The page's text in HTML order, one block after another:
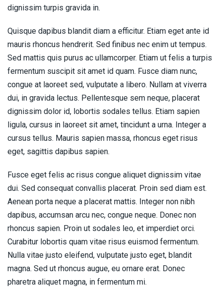
dignissim turpis gravida in.
Quisque dapibus blandit diam a efficitur. Etiam eget ante id
mauris rhoncus hendrerit. Sed finibus nec enim ut tempus.
Sed mattis quis purus ac ullamcorper. Etiam ut felis a turpis
fermentum suscipit sit amet id quam. Fusce diam nunc,
congue at laoreet sed, vulputate a libero. Nullam at viverra
dui, in gravida lectus. Pellentesque sem neque, placerat
dignissim dolor id, lobortis sodales tellus. Etiam sapien
ligula, cursus in laoreet sit amet, tincidunt a urna. Integer a
cursus tellus. Mauris sapien massa, rhoncus eget risus
eget, sagittis dapibus sapien.
Fusce eget felis ac risus congue aliquet dignissim vitae
dui. Sed consequat convallis placerat. Proin sed diam est.
Aenean porta neque a placerat mattis. Integer non nibh
dapibus, accumsan arcu nec, congue neque. Donec non
rhoncus sapien. Proin ut sodales leo, et imperdiet orci.
Curabitur lobortis quam vitae risus euismod fermentum.
Nulla vitae justo eleifend, vulputate justo eget, blandit
magna. Sed ut rhoncus augue, eu ornare erat. Donec
pharetra aliquet magna, in fermentum mi.